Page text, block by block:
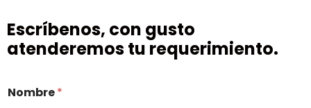
Escríbenos, con gusto
atenderemos tu requerimiento.
Nombre*